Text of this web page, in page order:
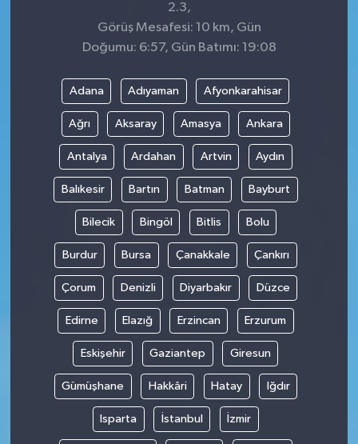
2.3,
Görüş Mesafesi: 10 km, Gün
Doğumu: 6:57, Gün Batımı: 19:08
Adana Adıyaman Afyonkarahisar
Ağrı Aksaray Amasya Ankara
Antalya Ardahan Artvin Aydın
Balıkesir Bartın Batman Bayburt
Bilecik Bingöl Bitlis Bolu
Burdur Bursa Çanakkale Çankırı
Çorum Denizli Diyarbakır Düzce
Edirne Elazığ Erzincan Erzurum
Eskişehir Gaziantep Giresun
Gümüşhane Hakkâri Hatay Iğdır
Isparta İstanbul İzmir